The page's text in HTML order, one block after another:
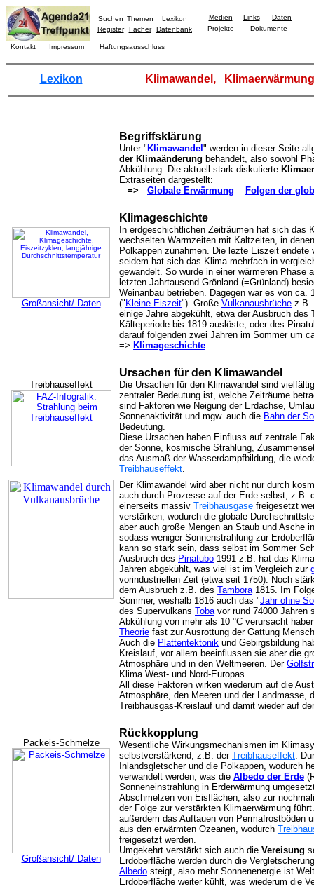
Suchen Themen
Lexikon
Register
Fächer Datenbank
Medien Links
Daten
Projekte
Dokumente
Kontakt Impressum Haftungsausschluss
Lexikon Klimawandel,
Begriffsklärung
Unter " Klimawandel " werden in dieser Seite
der Klimaänderung behandelt, also sowohl
Abkühlung. Die aktuell stark diskutierte
Extraseiten dargestellt:
=> Globale Erwärmung Folgen der
Großansicht/ Daten
Klimageschichte
In erdgeschichtlichen Zeiträumen hat sich das
wechselten Warmzeiten mit Kaltzeiten, in
Polkappen zunahmen. Die lezte Eiszeit endete
seidem hat sich das Klima mehrfach in
gewandelt. So wurde in einer wärmeren Phase
letzten Jahrtausend Grönland (=Grünland)
Weinanbau betrieben. Dagegen war es von ca.
(" Kleine Eiszeit"). Große Vulkanausbrüche z.B.
einige Jahre abgekühlt, etwa der Ausbruch des
Kälteperiode bis 1819 auslöste, oder des
darauf folgenden zwei Jahren im Sommer um
=> Klimageschichte
Treibhauseffekt
Ursachen für den Klimawandel
Die Ursachen für den Klimawandel sind
zentraler Bedeutung ist, welche Zeiträume
sind Faktoren wie Neigung der Erdachse,
Sonnenaktivität und mgw. auch die Bahn der
Bedeutung.
Diese Ursachen haben Einfluss auf zentrale
der Sonne, kosmische Strahlung,
das Ausmaß der Wasserdampfbildung, die
Treibhauseffekt.
Der Klimawandel wird aber nicht nur durch
auch durch Prozesse auf der Erde selbst, z.B.
einerseits massiv Treibhausgase freigesetzt
verstärken, wodurch die globale
aber auch große Mengen an Staub und Asche
sodass weniger Sonnenstrahlung zur
kann so stark sein, dass selbst im Sommer
Ausbruch des Pinatubo 1991 z.B. hat das
Jahren abgekühlt, was viel ist im Vergleich zur
vorindustriellen Zeit (etwa seit 1750). Noch
dem Ausbruch z.B. des Tambora1815. Im
Sommer, weshalb 1816 auch das "Jahr ohne
des Supervulkans Tobavor rund 74000 Jahren
Abkühlung von mehr als 10 °C verursacht
Theorie fast zur Ausrottung der Gattung
Auch die Plattentektonik und Gebirgsbildung
Kreislauf, vor allem beeinflussen sie aber die
Atmosphäre und in den Weltmeeren. Der
Klima West- und Nord-Europas.
All diese Faktoren wirken wiederum auf die
Atmosphäre, den Meeren und der Landmasse,
Treibhausgas-Kreislauf und damit wieder auf
Packeis-Schmelze
Großansicht/ Daten
Rückkopplung
Wesentliche Wirkungsmechanismen im
selbstverstärkend, z.B. der Treibhauseffekt:
Inlandsgletscher und die Polkappen, wodurch
verwandelt werden, was die Albedo der Erde
Sonneneinstrahlung in Erderwärmung
Abschmelzen von Eisflächen, also zur
der Folge zur verstärkten Klimaerwärmung
außerdem das Auftauen von Permafrostböden
aus den erwärmten Ozeanen, wodurch
freigesetzt werden.
Umgekehrt verstärkt sich auch die Vereisung
Erdoberfläche werden durch die
Albedo steigt, also mehr Sonnenenergie ist
Erdoberfläche weiter kühlt, was wiederum die